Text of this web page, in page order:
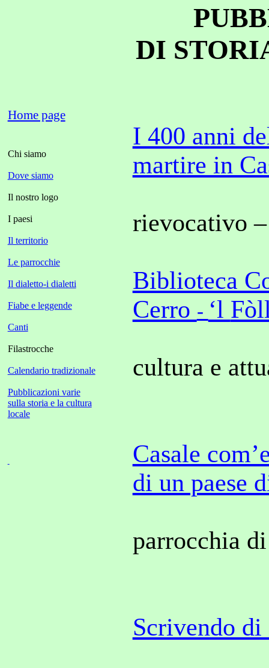
DI
Home page
Chi siamo
Dove siamo
Il nostro logo
I paesi
Il territorio
Le parrocchie
Il dialetto-i dialetti
Fiabe e leggende
Canti
Filastrocche
Calendario tradizionale
Pubblicazioni varie
sulla storia e la cultura
locale
I 400 anni
martire in
rievocativo
Biblioteca
Cerro - ‘l
cultura e
Casale
di un paese
parrocchia
Scrivendo di